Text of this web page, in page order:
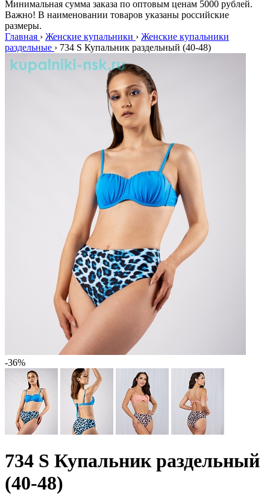
Минимальная сумма заказа по оптовым ценам 5000 рублей.
Важно! В наименовании товаров указаны российские
размеры.
Главная › Женские купальники › Женские купальники
раздельные › 734 S Купальник раздельный (40-48)
-36%
734 S Купальник раздельный
(40-48)